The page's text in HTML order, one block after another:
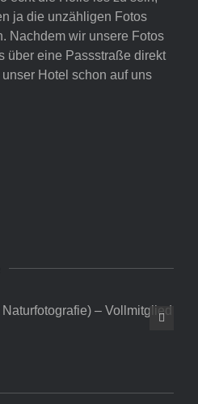
ja die unzähligen Fotos
Nachdem wir unsere Fotos
über eine Passstraße direkt
Hotel schon auf uns
–